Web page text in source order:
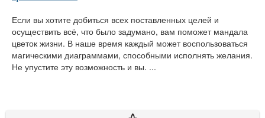
Если вы хотите добиться всех поставленных целей и
осуществить всё, что было задумано, вам поможет мандала
цветок жизни. В наше время каждый может воспользоваться
магическими диаграммами, способными исполнять желания.
Не упустите эту возможность и вы. ...